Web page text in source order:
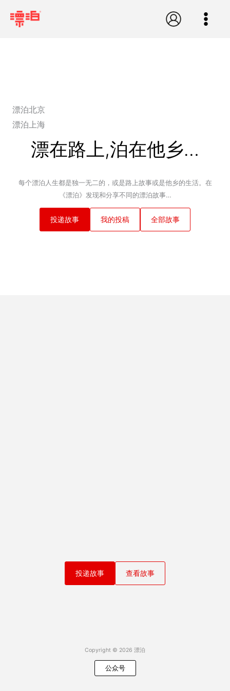
漂泊北京
漂泊上海
漂在路上,泊在他乡…
每个漂泊人生都是独一无二的，或是路上故事或是他乡的生活。在
《漂泊》发现和分享不同的漂泊故事…
投递故事 我的投稿 全部故事
投递故事 查看故事
Copyright © 2026 漂泊
公众号